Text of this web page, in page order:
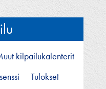
kilpailukalenterit
Tulokset